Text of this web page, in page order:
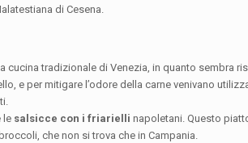
di Cesena.
cucina tradizionale di Venezia, in quanto sembra
e per mitigare l’odore della carne venivano
le salsicce con i friarielli napoletani. Questo
che non si trova che in Campania.